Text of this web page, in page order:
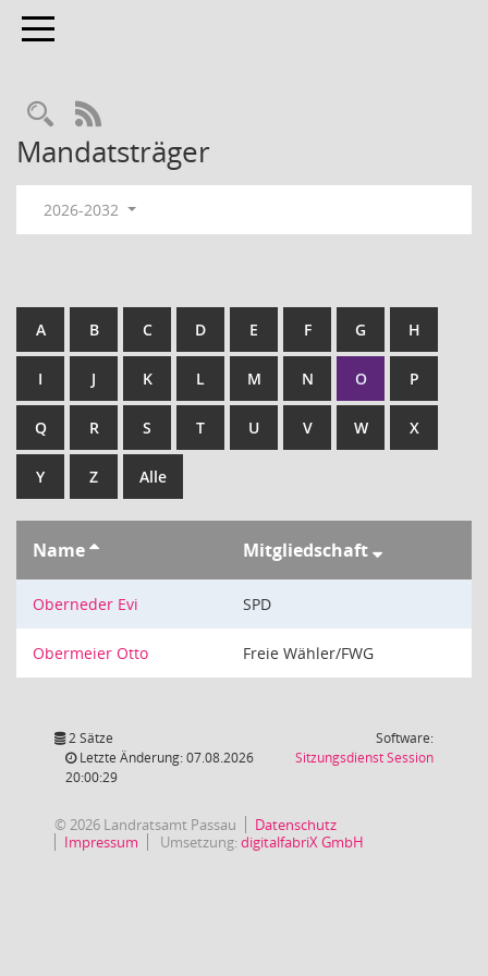
Toggle navigation
RSS-Feed
Mandatsträger
2026-2032
A B C D E F G H
I J K L M N O P
Q R S T U V W X
Y Z Alle
Name Mitgliedschaft
Oberneder Evi SPD
Obermeier Otto Freie Wähler/FWG
2 Sätze
Letzte Änderung: 07.08.2026
20:00:29
Software:
SitzungsdienstSession(Wird in
© 2026 Landratsamt Passau
Datenschutz
Impressum
Umsetzung:digitalfabriX GmbH